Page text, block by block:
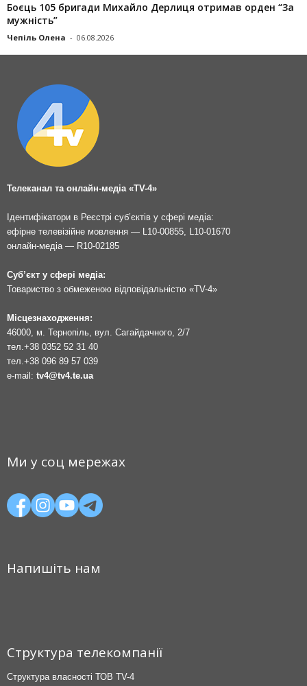
Боєць 105 бригади Михайло Дерлиця отримав орден “За
мужність”
Чепіль Олена - 06.08.2026
Телеканал та онлайн-медіа «TV-4»
Ідентифікатори в Реєстрі суб’єктів у сфері медіа:
ефірне телевізійне мовлення — L10-00855, L10-01670
онлайн-медіа — R10-02185
Суб’єкт у сфері медіа:
Товариство з обмеженою відповідальністю «TV-4»
Місцезнаходження:
46000, м. Тернопіль, вул. Сагайдачного, 2/7
тел.+38 0352 52 31 40
тел.+38 096 89 57 039
e-mail: tv4@tv4.te.ua
Ми у соц мережах
Напишіть нам
Структура телекомпанії
Структура власності ТОВ TV-4